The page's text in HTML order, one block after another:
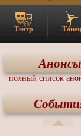
Театр Танец
Анонсы
полный список